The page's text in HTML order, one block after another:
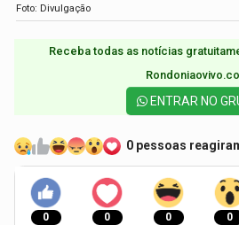
Foto: Divulgação
Receba todas as notícias
ENTRAR NO
0 pessoas
0 0 0 0